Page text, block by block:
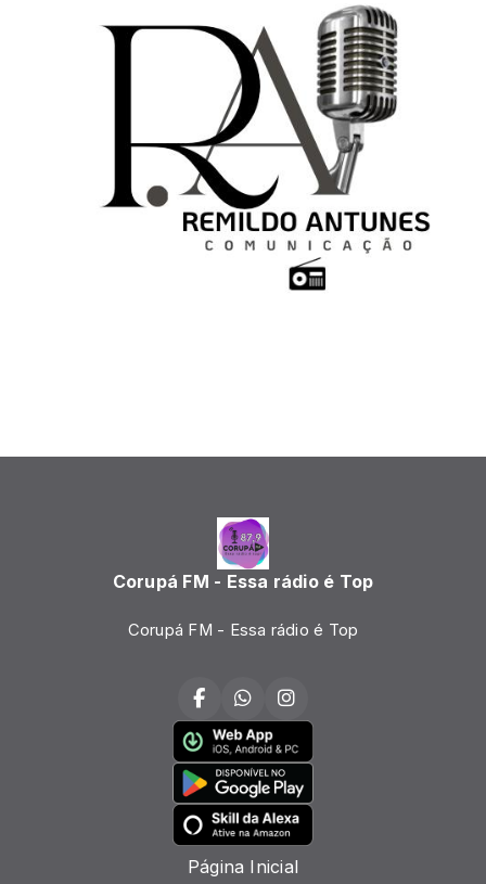
Corupá FM - Essa rádio é Top
Corupá FM - Essa rádio é Top
Página Inicial